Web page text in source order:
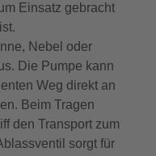
Einsatz gebracht
Nebel oder
Die Pumpe kann
Weg direkt an
Beim Tragen
den Transport zum
sorgt für